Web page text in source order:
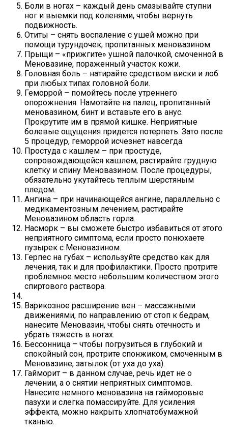
Боли в ногах – каждый день смазывайте ступни
ног и выемки под коленями, чтобы вернуть
подвижность.
Отиты – снять воспаление с ушей можно при
помощи турундочек, пропитанных меновазином.
Прыщи – «прижгите» ушной палочкой, смоченной в
Меновазине, пораженный участок кожи.
Головная боль – натирайте средством виски и лоб
при любых типах головной боли.
Геморрой – помойтесь после утреннего
опорожнения. Намотайте на палец, пропитанный
меновазином, бинт и вставьте его в анус.
Прокрутите им в прямой кишке. Неприятные
болевые ощущения придется потерпеть. Зато после
5 процедур, геморрой исчезнет навсегда.
Простуда с кашлем – при простуде,
сопровождающейся кашлем, растирайте грудную
клетку и спину Меновазином. После процедуры,
обязательно укутайтесь теплым шерстяным
пледом.
Ангина – при начинающейся ангине, параллельно с
медикаментозным лечением, растирайте
Меновазином область горла.
Насморк – вы сможете быстро избавиться от этого
неприятного симптома, если просто понюхаете
пузырек с Меновазином.
Герпес на губах – используйте средство как для
лечения, так и для профилактики. Просто протрите
проблемное место небольшим количеством этого
спиртового раствора.
Варикозное расширение вен – массажными
движениями, по направлению от стоп к бедрам,
нанесите Меновазин, чтобы снять отечность и
убрать тяжесть в ногах.
Бессонница – чтобы погрузиться в глубокий и
спокойный сон, протрите спонжиком, смоченным в
Меновазине, затылок (от уха до уха).
Гайморит – в данном случае, речь идет не о
лечении, а о снятии неприятных симптомов.
Нанесите немного меновазина на гайморовые
пазухи и слегка помассируйте. Для усиления
эффекта, можно накрыть хлопчатобумажной
тканью.